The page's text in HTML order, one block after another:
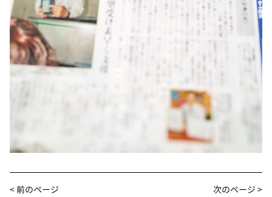
< 前のページ 次のページ >